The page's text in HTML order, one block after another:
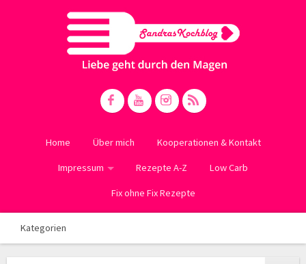
Home Über mich Kooperationen & Kontakt
Impressum Rezepte A-Z Low Carb
Fix ohne Fix Rezepte
Kategorien